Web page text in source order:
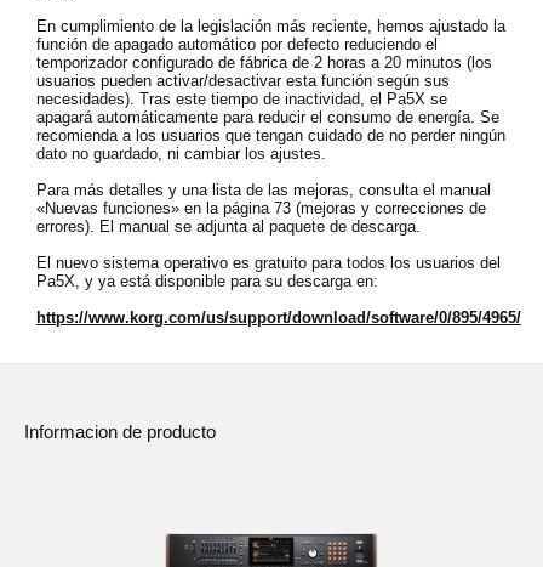
En cumplimiento de la legislación más reciente, hemos ajustado la
función de apagado automático por defecto reduciendo el
temporizador configurado de fábrica de 2 horas a 20 minutos (los
usuarios pueden activar/desactivar esta función según sus
necesidades). Tras este tiempo de inactividad, el Pa5X se
apagará automáticamente para reducir el consumo de energía. Se
recomienda a los usuarios que tengan cuidado de no perder ningún
dato no guardado, ni cambiar los ajustes.
Para más detalles y una lista de las mejoras, consulta el manual
«Nuevas funciones» en la página 73 (mejoras y correcciones de
errores). El manual se adjunta al paquete de descarga.
El nuevo sistema operativo es gratuito para todos los usuarios del
Pa5X, y ya está disponible para su descarga en:
https://www.korg.com/us/support/download/software/0/895/4965/
Informacion de producto